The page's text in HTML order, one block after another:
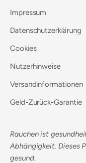
Impressum
Datenschutzerklärung
Cookies
Nutzerhinweise
Versandinformationen
Geld-Zurück-Garantie
Rauchen ist
Abhängigkeit. Dieses
gesund.